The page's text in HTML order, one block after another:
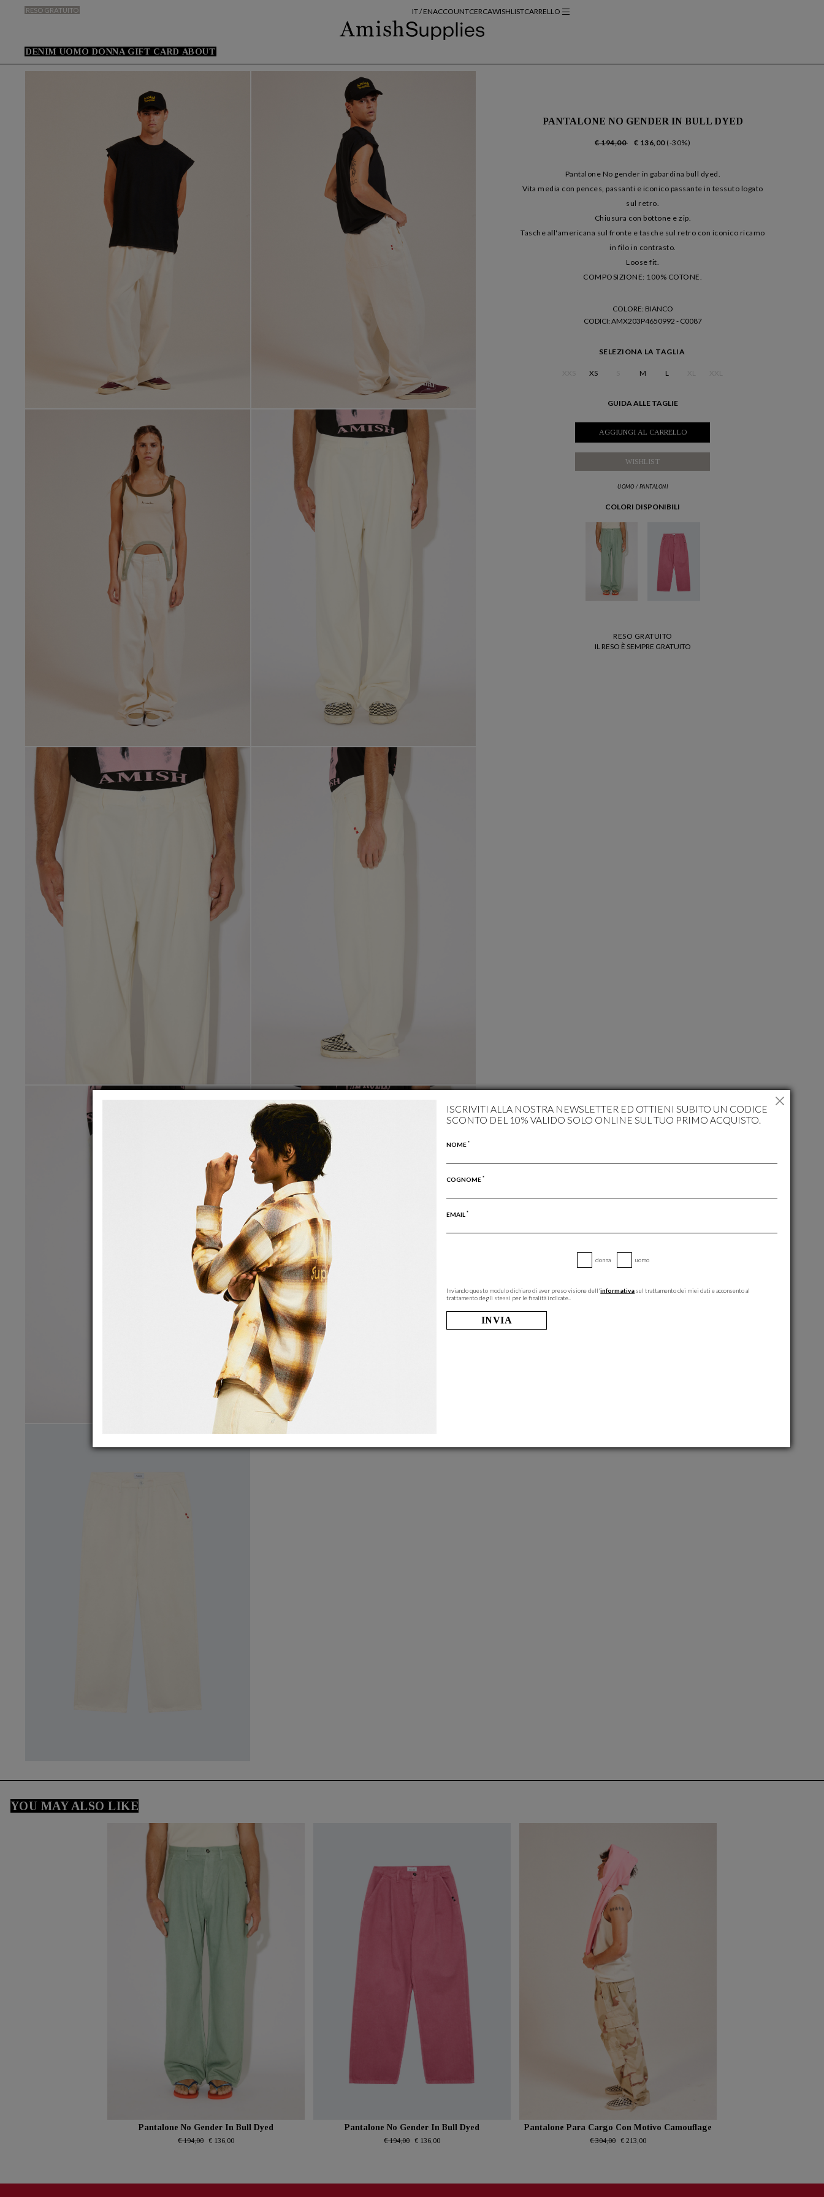
RESO GRATUITO IT /ENACCOUNTCERCAWISHLISTCARRELLO
DENIM UOMO DONNA GIFT CARD ABOUT
PANTALONE NO GENDER IN BULL DYED
€ 194,00 € 136,00 (-30%)
Pantalone No gender in gabardina bull dyed.
Vita media con pences, passanti e iconico passante in tessuto logato
sul retro.
Chiusura con bottone e zip.
Tasche all'americana sul fronte e tasche sul retro con iconico ricamo
in filo in contrasto.
Loose fit.
COMPOSIZIONE: 100% COTONE.
COLORE: BIANCO
CODICI: AMX203P4650992 - C0087
SELEZIONA LA TAGLIA
XS M L
GUIDA ALLE TAGLIE
AGGIUNGI AL CARRELLO
WISHLIST
UOMO/PANTALONI
COLORI DISPONIBILI
RESO GRATUITO
IL RESO È SEMPRE GRATUITO
YOU MAY ALSO LIKE
Pantalone No Gender In Bull Dyed
€ 194,00 € 136,00
Pantalone No Gender In Bull Dyed
€ 194,00 € 136,00
Pantalone Para Cargo Con Motivo Camouflage
€ 304,00 € 213,00
ISCRIVITI ALLA NOSTRA NEWSLETTER ED OTTIENI SUBITO UN CODICE
SCONTO DEL 10% VALIDO SOLO ONLINE SUL TUO PRIMO ACQUISTO.
NOME*
COGNOME*
EMAIL*
donna uomo
Inviando questo modulo dichiaro di aver preso visione dell'informativa sul trattamento dei miei dati e acconsento al
trattamento degli stessi per le finalità indicate..
INVIA